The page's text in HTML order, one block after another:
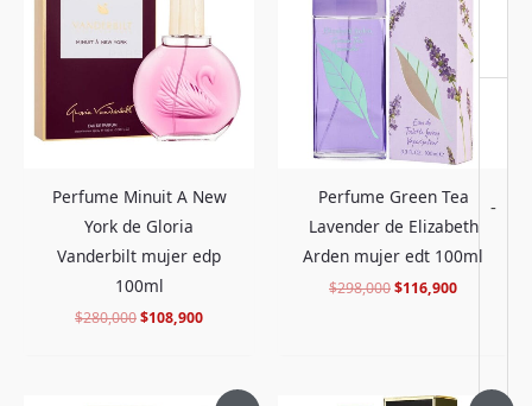
-
Debesacceder para publicar una valoración.
Perfume Minuit A New
York de Gloria
Vanderbilt mujer edp
100ml
$280,000
$280,000.
$108,900
Perfume Green Tea
Lavender de Elizabeth
Arden mujer edt 100ml
$298,000
$298,000.
$116,900
$116,900.